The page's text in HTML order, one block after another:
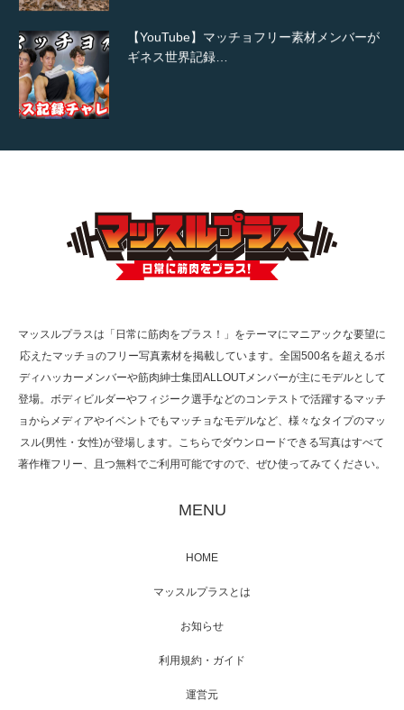
【YouTube】マッチョフリー素材メンバーが
ギネス世界記録…
TOKYO FMラジオ番組「ONE MORNING」
で紹介さ…
た（6/8放送）
映画「メカバース」舞台挨拶へマッスルプラ
【TV】NHK BS「COOL JAPAN 」にてマッス
マッスルプラスは「日常に筋肉をプラス！」をテーマにマニアックな要望に
応えたマッチョのフリー写真素材を掲載しています。全国500名を超えるボ
ディハッカーメンバーや筋肉紳士集団ALLOUTメンバーが主にモデルとして
登場。ボディビルダーやフィジーク選手などのコンテストで活躍するマッチ
ョからメディアやイベントでもマッチョなモデルなど、様々なタイプのマッ
スル(男性・女性)が登場します。こちらでダウンロードできる写真はすべて
著作権フリー、且つ無料でご利用可能ですので、ぜひ使ってみてください。
MENU
HOME
マッスルプラスとは
お知らせ
利用規約・ガイド
運営元